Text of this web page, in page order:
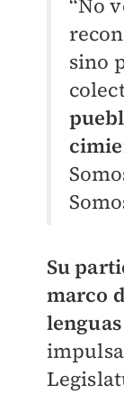
“No
sino
Su
marco